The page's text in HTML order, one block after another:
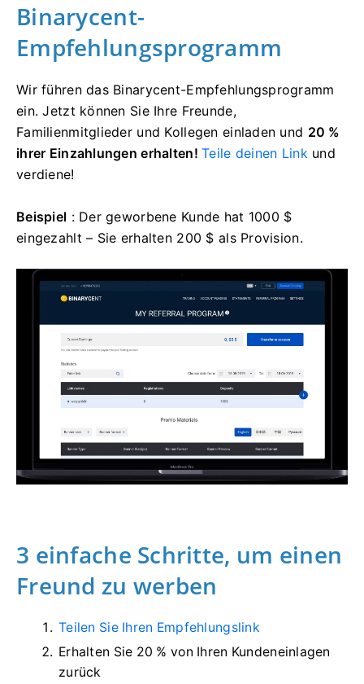
Binarycent-
Empfehlungsprogramm
Wir führen das Binarycent-Empfehlungsprogramm
ein.Jetzt können Sie Ihre Freunde,
Familienmitglieder und Kollegen einladen und 20 %
ihrer Einzahlungen erhalten!Teile deinen Linkund
verdiene!
Beispiel : Der geworbene Kunde hat 1000 $
eingezahlt – Sie erhalten 200 $ als Provision.
3 einfache Schritte, um einen
Freund zu werben
Teilen Sie Ihren Empfehlungslink
Erhalten Sie 20 % von Ihren Kundeneinlagen
zurück